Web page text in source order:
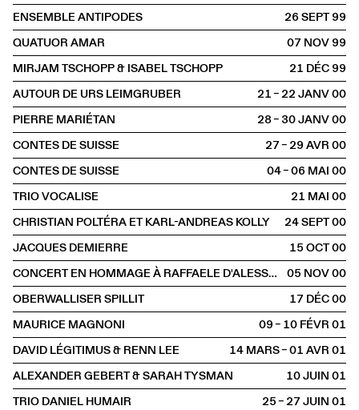
ENSEMBLE ANTIPODES
26 SEPT1999
QUATUOR AMAR
07 NOV1999
MIRJAM TSCHOPP & ISABEL TSCHOPP
21 DÉC1999
AUTOUR DE URS LEIMGRUBER
21 – 22 JANV2000
PIERRE MARIÉTAN
28 – 30 JANV2000
CONTES DE SUISSE
27 – 29 AVR2000
CONTES DE SUISSE
04 – 06 MAI2000
TRIO VOCALISE
21 MAI2000
CHRISTIAN POLTÉRA ET KARL-ANDREAS KOLLY
24 SEPT2000
JACQUES DEMIERRE
15 OCT2000
CONCERT EN HOMMAGE À RAFFAELE D'ALESSANDRO (1911-1959)
05 NOV2000
OBERWALLISER SPILLIT
17 DÉC2000
MAURICE MAGNONI
09 – 10 FÉVR2001
DAVID LÉGITIMUS & RENN LEE
14 MARS – 01 AVR2001
ALEXANDER GEBERT & SARAH TYSMAN
10 JUIN2001
TRIO DANIEL HUMAIR
25 – 27 JUIN2001